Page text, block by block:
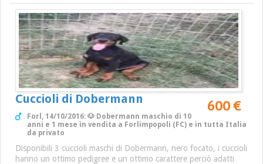
Cuccioli di Dobermann 600 €
Forl, 14/10/2016: 🐶 Dobermann maschio di 10
anni e 1 mese in vendita a Forlimpopoli (FC) e in tutta Italia
da privato
Disponibili 3 cuccioli maschi di Dobermann, nero focato, i cuccioli
hanno un ottimo pedigree e un ottimo carattere perciò adatti